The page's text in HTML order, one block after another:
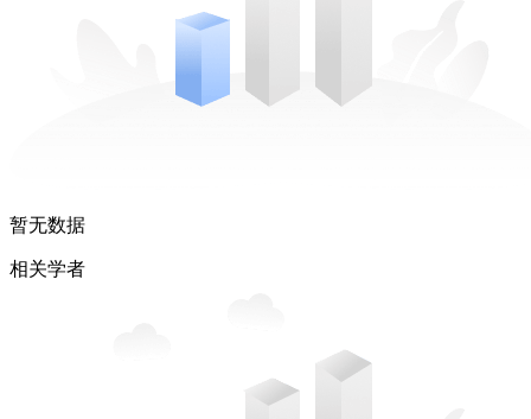
暂无数据
相关学者